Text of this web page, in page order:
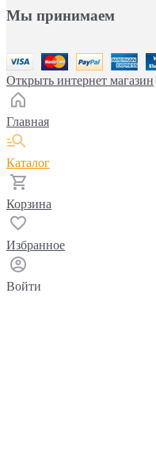
Мы принимаем
Открыть интернет магазин
Главная
Каталог
Корзина
Избранное
Войти